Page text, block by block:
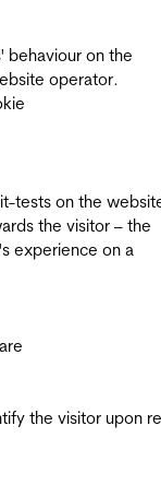
behaviour on the
operator.
tests on the
the visitor – the
experience on a
the visitor upon